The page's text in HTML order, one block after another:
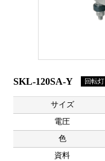
SKL-120SA-Y 回転灯
サイズ
電圧
色
資料